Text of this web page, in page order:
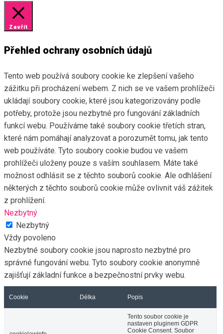
Zavřít
Přehled ochrany osobních údajů
Tento web používá soubory cookie ke zlepšení vašeho
zážitku při procházení webem. Z nich se ve vašem prohlížeči
ukládají soubory cookie, které jsou kategorizovány podle
potřeby, protože jsou nezbytné pro fungování základních
funkcí webu. Používáme také soubory cookie třetích stran,
které nám pomáhají analyzovat a porozumět tomu, jak tento
web používáte. Tyto soubory cookie budou ve vašem
prohlížeči uloženy pouze s vaším souhlasem. Máte také
možnost odhlásit se z těchto souborů cookie. Ale odhlášení
některých z těchto souborů cookie může ovlivnit váš zážitek
z prohlížení.
Nezbytný
Nezbytný
Vždy povoleno
Nezbytné soubory cookie jsou naprosto nezbytné pro
správné fungování webu. Tyto soubory cookie anonymně
zajišťují základní funkce a bezpečnostní prvky webu.
Cookie Délka Popis
Tento soubor cookie je
nastaven pluginem GDPR
Cookie Consent. Soubor